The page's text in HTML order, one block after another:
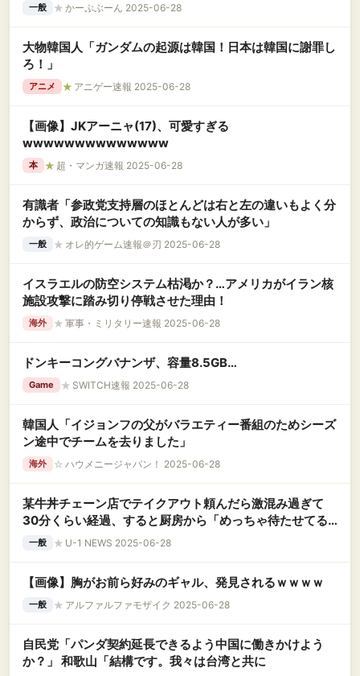
一般 ★ かーぷぶーん 2025-06-28
大物韓国人「ガンダムの起源は韓国！日本は韓国に謝罪し
ろ！」
アニメ ★ アニゲー速報 2025-06-28
【画像】JKアーニャ(17)、可愛すぎる
wwwwwwwwwwwwww
本 ★ 超・マンガ速報 2025-06-28
有識者「参政党支持層のほとんどは右と左の違いもよく分
からず、政治についての知識もない人が多い」
一般 ★ オレ的ゲーム速報＠刃 2025-06-28
イスラエルの防空システム枯渇か？…アメリカがイラン核
施設攻撃に踏み切り停戦させた理由！
海外 ★ 軍事・ミリタリー速報 2025-06-28
ドンキーコングバナンザ、容量8.5GB…
Game ★ SWITCH速報 2025-06-28
韓国人「イジョンフの父がバラエティー番組のためシーズ
ン途中でチームを去りました」
海外 ☆ ハウメニージャパン！ 2025-06-28
某牛丼チェーン店でテイクアウト頼んだら激混み過ぎて
30分くらい経過、すると厨房から「めっちゃ待たせてる
じゃん！」「申し訳なさすぎる！」って声が聞こえてき
一般 ★ U-1 NEWS 2025-06-28
【画像】胸がお前ら好みのギャル、発見されるｗｗｗｗ
一般 ★ アルファルファモザイク 2025-06-28
自民党「パンダ契約延長できるよう中国に働きかけよう
か？」 和歌山「結構です。我々は台湾と共に